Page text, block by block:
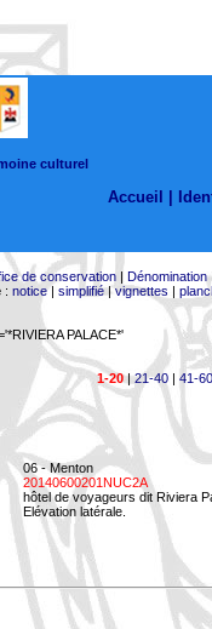
culturel
Accueil |
de conservation| Dénomination
: notice| simplifié|vignettes |
PALACE*'
1-20|21-40 | 41-60
06 - Menton
20140600201NUC2A
hôtel de voyageurs dit Riviera
Elévation latérale.